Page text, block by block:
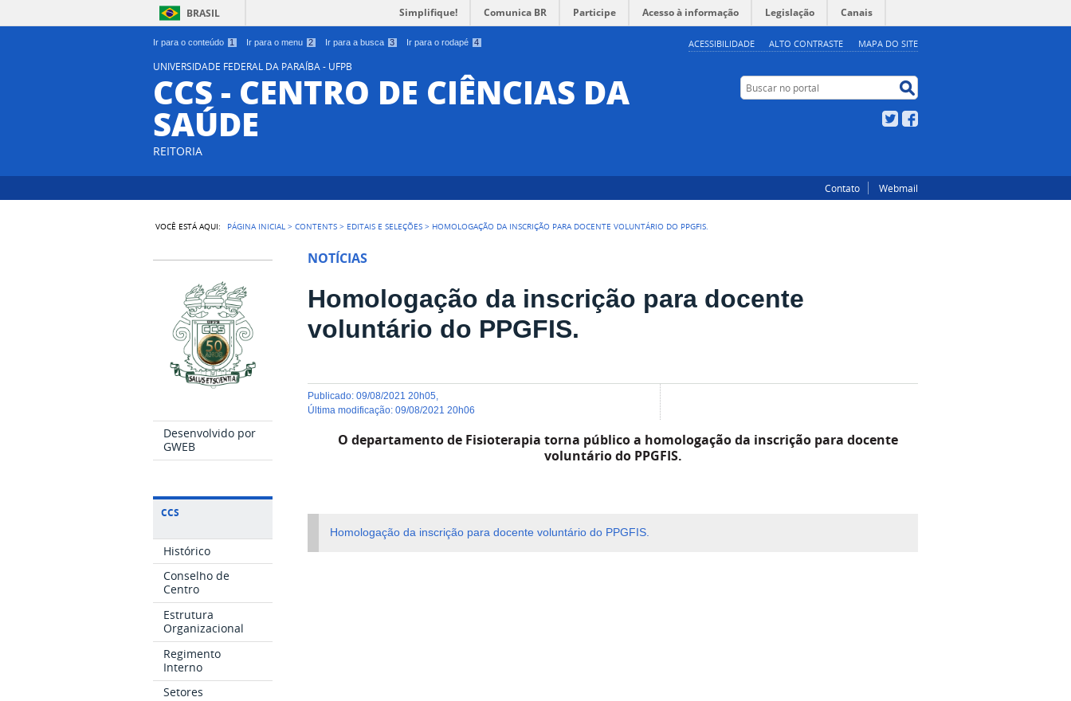
Ir para o conteúdo 1 Ir para o menu 2 Ir para a busca 3 Ir para o rodapé 4 ACESSIBILIDADE ALTO CONTRASTE MAPA DO SITE
BRASIL Simplifique! Comunica BR Participe Acesso à informação Legislação Canais
UNIVERSIDADE FEDERAL DA PARAÍBA - UFPB
CCS - CENTRO DE CIÊNCIAS DA
SAÚDE
REITORIA
Buscar no portal
Twitter
Contato Webmail
VOCÊ ESTÁ AQUI: PÁGINA INICIAL >CONTENTS > EDITAIS E SELEÇÕES > HOMOLOGAÇÃO DA INSCRIÇÃO PARA DOCENTE VOLUNTÁRIO DO PPGFIS.
Desenvolvido por
GWEB
CCS
Histórico
Conselho de
Centro
Estrutura
Organizacional
Regimento
Interno
Setores
NOTÍCIAS
Homologação da inscrição para docente
voluntário do PPGFIS.
publicado:09/08/2021 20h05
última modificação:09/08/2021 20h06
O departamento de Fisioterapia torna público a homologação da inscrição para docente
voluntário do PPGFIS.
Homologação da inscrição para docente voluntário do PPGFIS.